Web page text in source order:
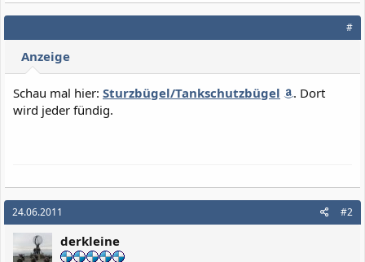
#
Anzeige
Schau mal hier: Sturzbügel/Tankschutzbügel
. Dort
wird jeder fündig.
24.06.2011 #2
derkleine